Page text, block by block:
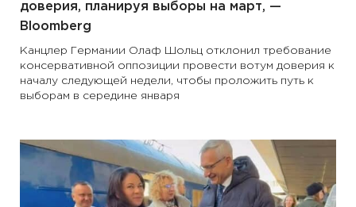
доверия, планируя выборы на март, —
Bloomberg
Канцлер Германии Олаф Шольц отклонил требование
консервативной оппозиции провести вотум доверия к
началу следующей недели, чтобы проложить путь к
выборам в середине января